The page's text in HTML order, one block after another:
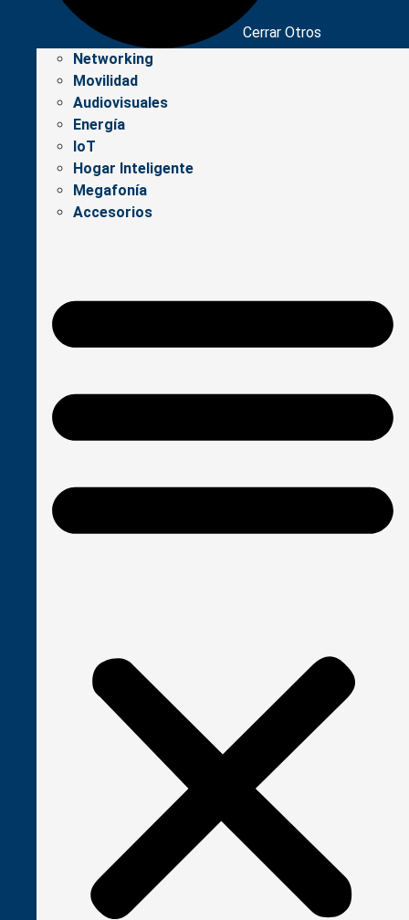
Cerrar Otros
Networking
Movilidad
Audiovisuales
Energía
IoT
Hogar Inteligente
Megafonía
Accesorios